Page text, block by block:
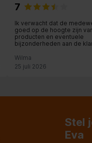
7
Ik verwacht dat de
goed op de hoogte zijn
producten en eventuele
bijzonderheden aan de
gericht zijn en bij fouten, dat
toegeven en excuses
gebeurde onvoldoende,
Wilma
25 juli 2026
Stel
Eva